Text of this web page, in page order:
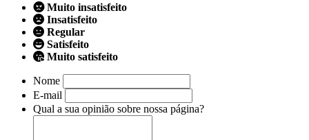
Muito insatisfeito
Insatisfeito
Regular
Satisfeito
Muito satisfeito
Nome
E-mail
Qual a sua opinião sobre nossa página?